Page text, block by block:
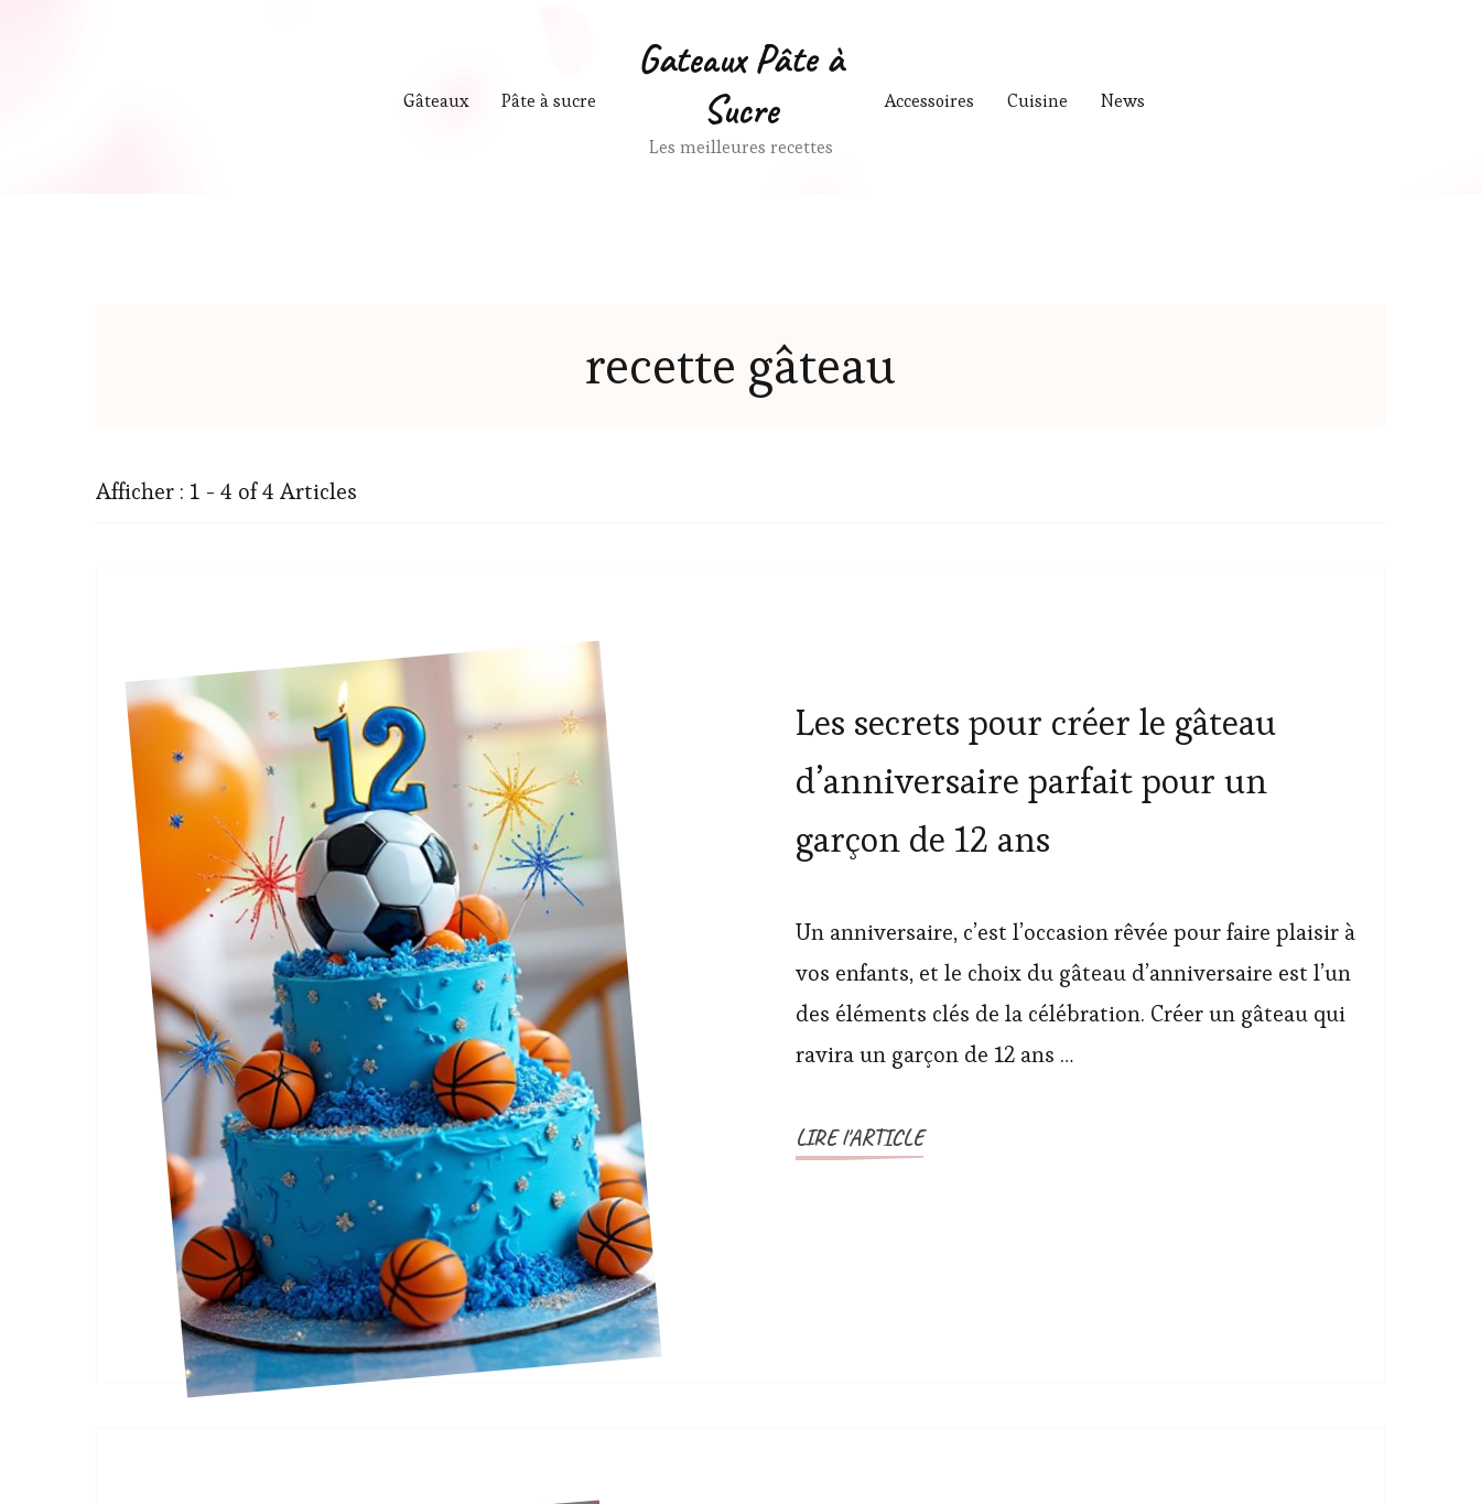
Gâteaux Pâte à sucre Accessoires Cuisine News
Gateaux Pâte à
Sucre
Les meilleures recettes
recette gâteau
Afficher : 1 - 4 of 4 Articles
Les secrets pour créer le gâteau
d’anniversaire parfait pour un
garçon de 12 ans
Un anniversaire, c’est l’occasion rêvée pour faire plaisir à
vos enfants, et le choix du gâteau d’anniversaire est l’un
des éléments clés de la célébration. Créer un gâteau qui
ravira un garçon de 12 ans …
LIRE l'ARTICLE